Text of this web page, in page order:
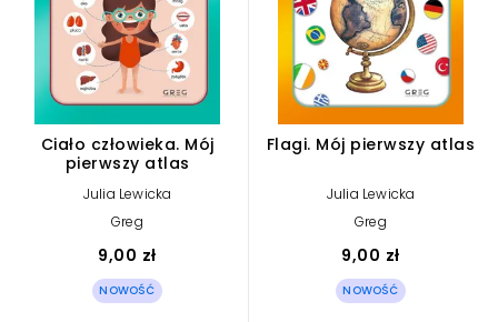
Ciało człowieka. Mój
pierwszy atlas
Julia Lewicka
Greg
9,00 zł
NOWOŚĆ
Flagi. Mój pierwszy atlas
Julia Lewicka
Greg
9,00 zł
NOWOŚĆ